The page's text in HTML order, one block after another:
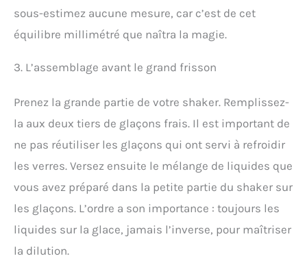
sous-estimez aucune mesure, car c’est de cet
équilibre millimétré que naîtra la magie.
3. L’assemblage avant le grand frisson
Prenez la grande partie de votre shaker. Remplissez-
la aux deux tiers de glaçons frais. Il est important de
ne pas réutiliser les glaçons qui ont servi à refroidir
les verres. Versez ensuite le mélange de liquides que
vous avez préparé dans la petite partie du shaker sur
les glaçons. L’ordre a son importance : toujours les
liquides sur la glace, jamais l’inverse, pour maîtriser
la dilution.